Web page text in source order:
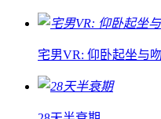
宅男VR: 仰卧起坐与吻